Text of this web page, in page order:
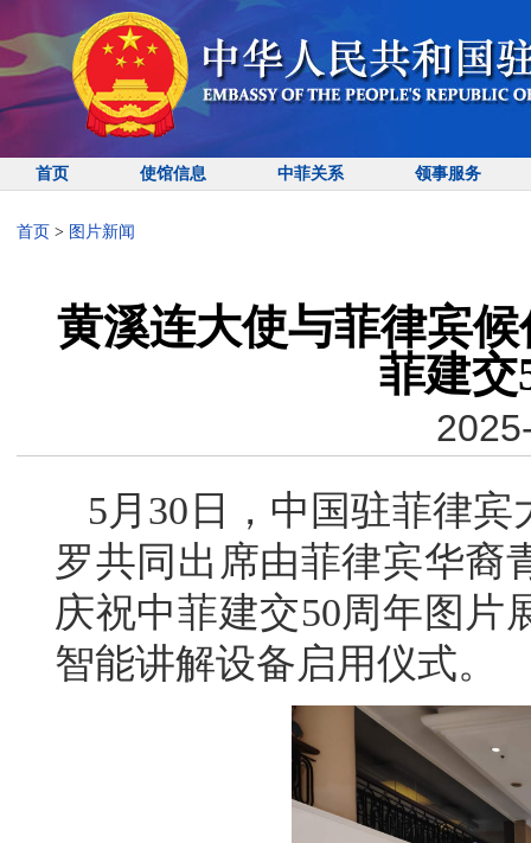
首页 使馆信息 中菲关系 领事服务
首页 > 图片新闻
黄溪连大使与菲律宾
菲建交
5月30日，中国驻菲律
罗共同出席由菲律宾华裔
庆祝中菲建交50周年图片
智能讲解设备启用仪式。